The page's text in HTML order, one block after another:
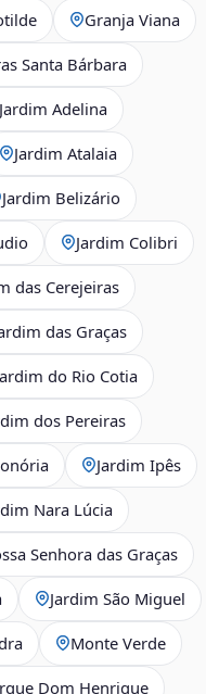
Granja Viana
Santa Bárbara
Jardim Adelina
Jardim Atalaia
Jardim Belizário
Jardim Colibri
das Cerejeiras
das Graças
do Rio Cotia
dos Pereiras
Jardim Ipês
Nara Lúcia
Senhora das Graças
Jardim São Miguel
Monte Verde
Dom Henrique